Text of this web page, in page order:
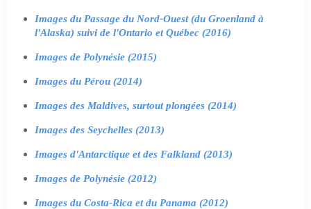
Images du Passage du Nord-Ouest (du Groenland à
l'Alaska) suivi de l'Ontario et Québec (2016)
Images de Polynésie (2015)
Images du Pérou (2014)
Images des Maldives, surtout plongées (2014)
Images des Seychelles (2013)
Images d'Antarctique et des Falkland (2013)
Images de Polynésie (2012)
Images du Costa-Rica et du Panama (2012)